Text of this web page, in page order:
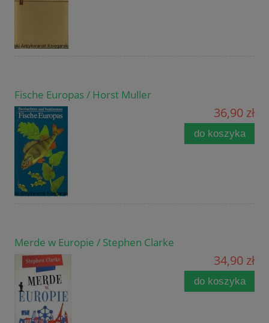
Fische Europas / Horst Muller
36,90 zł
do koszyka
Merde w Europie / Stephen Clarke
34,90 zł
do koszyka